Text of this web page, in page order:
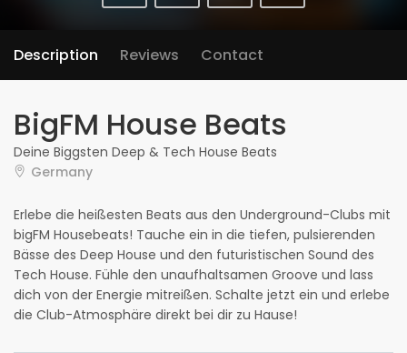
Description Reviews Contact
BigFM House Beats
Deine Biggsten Deep & Tech House Beats
Germany
Erlebe die heißesten Beats aus den Underground-Clubs mit
bigFM Housebeats! Tauche ein in die tiefen, pulsierenden
Bässe des Deep House und den futuristischen Sound des
Tech House. Fühle den unaufhaltsamen Groove und lass
dich von der Energie mitreißen. Schalte jetzt ein und erlebe
die Club-Atmosphäre direkt bei dir zu Hause!